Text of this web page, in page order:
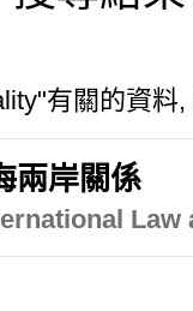
有關的資料,
兩岸關係